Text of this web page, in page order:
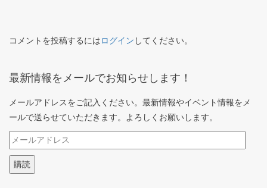
コメントを投稿するにはログイン してください。
最新情報をメールでお知らせします！
メールアドレスをご記入ください。最新情報やイベント情報をメ
ールで送らせていただきます。よろしくお願いします。
メ
ー
ル購読